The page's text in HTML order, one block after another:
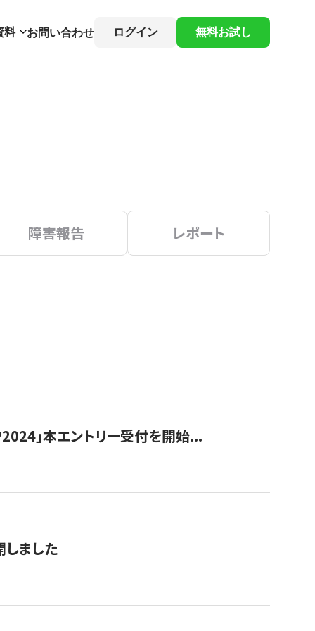
料 お問い合わせ ログイン 無料お試し
障害報告 レポート
」本エントリー受付を開始...
しました